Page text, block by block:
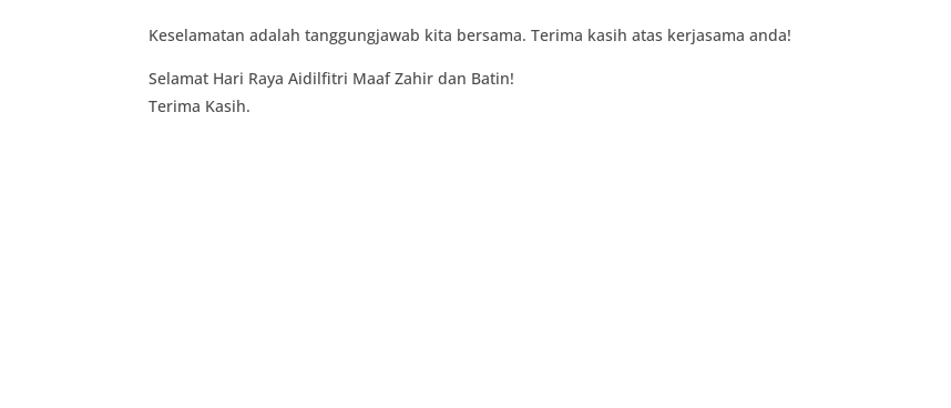
Keselamatan adalah tanggungjawab kita bersama. Terima kasih atas kerjasama anda!
Selamat Hari Raya Aidilfitri Maaf Zahir dan Batin!
Terima Kasih.